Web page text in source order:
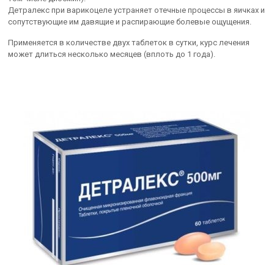
Детралекс при варикоцеле устраняет отечные процессы в яичках и
сопутствующие им давящие и распирающие болевые ощущения.
Применяется в количестве двух таблеток в сутки, курс лечения
может длиться несколько месяцев (вплоть до 1 года).